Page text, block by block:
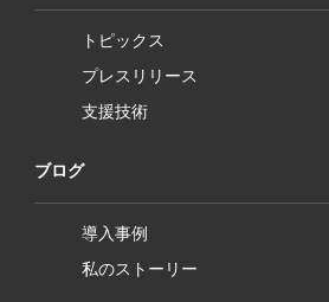
トピックス
プレスリリース
支援技術
ブログ
導入事例
私のストーリー